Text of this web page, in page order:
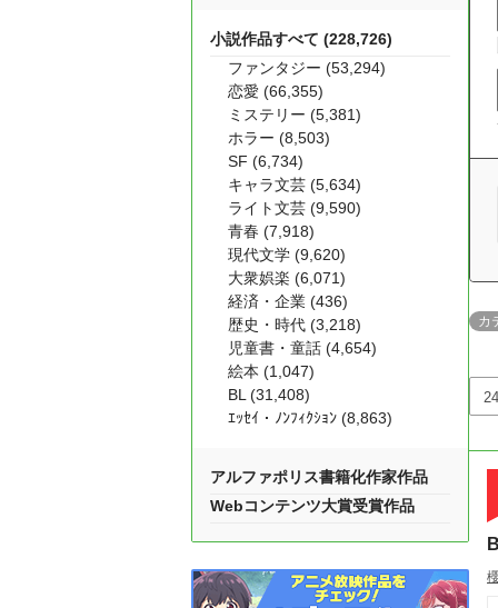
カ
小説作品すべて (228,726)
ファンタジー (53,294)
恋愛 (66,355)
ミステリー (5,381)
ホラー (8,503)
SF (6,734)
キャラ文芸 (5,634)
ライト文芸 (9,590)
青春 (7,918)
現代文学 (9,620)
大衆娯楽 (6,071)
経済・企業 (436)
歴史・時代 (3,218)
児童書・童話 (4,654)
絵本 (1,047)
BL (31,408)
ｴｯｾｲ・ﾉﾝﾌｨｸｼｮﾝ (8,863)
アルファポリス書籍化作家作品
Webコンテンツ大賞受賞作品